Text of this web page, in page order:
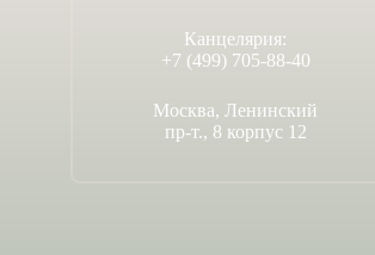
Канцелярия:
+7 (499) 705-88-40
Москва, Ленинский
пр-т., 8 корпус 12